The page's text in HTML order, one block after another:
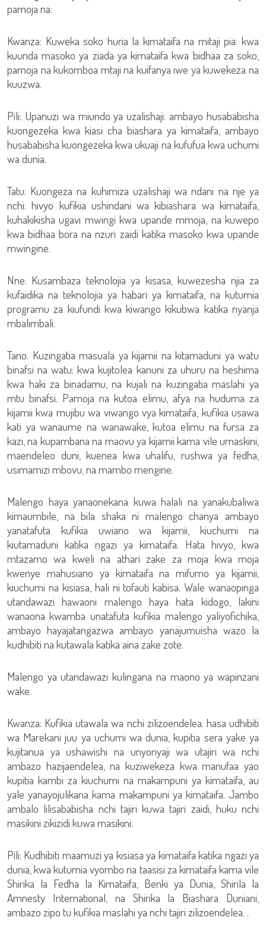
pamoja na:
Kwanza: Kuweka soko huria la kimataifa na mitaji pia: kwa
kuunda masoko ya ziada ya kimataifa kwa bidhaa za soko,
pamoja na kukomboa mtaji na kuifanya iwe ya kuwekeza na
kuuzwa.
Pili: Upanuzi wa miundo ya uzalishaji: ambayo husababisha
kuongezeka kwa kiasi cha biashara ya kimataifa, ambayo
husababisha kuongezeka kwa ukuaji na kufufua kwa uchumi
wa dunia.
Tatu: Kuongeza na kuhimiza uzalishaji wa ndani na nje ya
nchi: hivyo kufikia ushindani wa kibiashara wa kimataifa,
kuhakikisha ugavi mwingi kwa upande mmoja, na kuwepo
kwa bidhaa bora na nzuri zaidi katika masoko kwa upande
mwingine.
Nne: Kusambaza teknolojia ya kisasa, kuwezesha njia za
kufaidika na teknolojia ya habari ya kimataifa, na kutumia
programu za kiufundi kwa kiwango kikubwa katika nyanja
mbalimbali.
Tano: Kuzingatia masuala ya kijamii na kitamaduni ya watu
binafsi na watu: kwa kujitolea kanuni za uhuru na heshima
kwa haki za binadamu, na kujali na kuzingatia maslahi ya
mtu binafsi. Pamoja na kutoa elimu, afya na huduma za
kijamii kwa mujibu wa viwango vya kimataifa, kufikia usawa
kati ya wanaume na wanawake, kutoa elimu na fursa za
kazi, na kupambana na maovu ya kijamii kama vile umaskini,
maendeleo duni, kuenea kwa uhalifu, rushwa ya fedha,
usimamizi mbovu; na mambo mengine.
Malengo haya yanaonekana kuwa halali na yanakubaliwa
kimaumbile, na bila shaka ni malengo chanya ambayo
yanatafuta kufikia uwiano wa kijamii, kiuchumi na
kiutamaduni katika ngazi ya kimataifa. Hata hivyo, kwa
mtazamo wa kweli na athari zake za moja kwa moja
kwenye mahusiano ya kimataifa na mifumo ya kijamii,
kiuchumi na kisiasa, hali ni tofauti kabisa. Wale wanaopinga
utandawazi hawaoni malengo haya hata kidogo, lakini
wanaona kwamba unatafuta kufikia malengo yaliyofichika,
ambayo hayajatangazwa ambayo yanajumuisha wazo la
kudhibiti na kutawala katika aina zake zote.
Malengo ya utandawazi kulingana na maono ya wapinzani
wake:
Kwanza: Kufikia utawala wa nchi zilizoendelea: hasa udhibiti
wa Marekani juu ya uchumi wa dunia, kupitia sera yake ya
kujitanua ya ushawishi na unyonyaji wa utajiri wa nchi
ambazo hazijaendelea, na kuziwekeza kwa manufaa yao
kupitia kambi za kiuchumi na makampuni ya kimataifa, au
yale yanayojulikana kama makampuni ya kimataifa. Jambo
ambalo lilisababisha nchi tajiri kuwa tajiri zaidi, huku nchi
masikini zikizidi kuwa masikini.
Pili: Kudhibiti maamuzi ya kisiasa ya kimataifa katika ngazi ya
dunia, kwa kutumia vyombo na taasisi za kimataifa kama vile
Shirika la Fedha la Kimataifa, Benki ya Dunia, Shirila la
Amnesty International, na Shirika la Biashara Duniani,
ambazo zipo tu kufikia maslahi ya nchi tajiri zilizoendelea. .